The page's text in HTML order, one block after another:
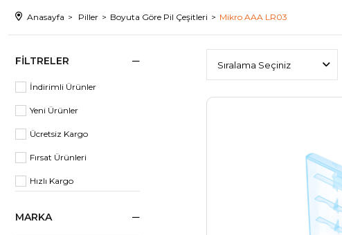
Anasayfa Piller Boyuta Göre Pil Çeşitleri Mikro AAA LR03
FILTRELER
İndirimli Ürünler
Yeni Ürünler
Ücretsiz Kargo
Fırsat Ürünleri
Hızlı Kargo
MARKA